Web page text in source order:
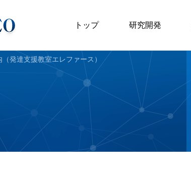
トップ 研究開発
発達支援教室エレファース）